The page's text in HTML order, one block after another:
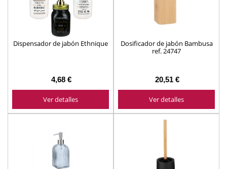
Dispensador de jabón Ethnique
4,68 €
Ver detalles
Dosificador de jabón Bambusa
ref. 24747
20,51 €
Ver detalles